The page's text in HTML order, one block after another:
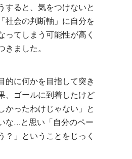
すると、気をつけないと
社会の判断軸」に自分を
ってしまう可能性が高く
ました。
的に何かを目指して突き
、ゴールに到着したけど
かったわけじゃない」と
な…と思い「自分のペー
？」ということをじっく